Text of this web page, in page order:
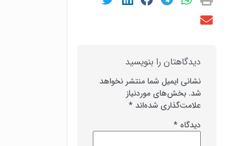
دیدگاهتان را بنویسید
نشانی ایمیل شما منتشر نخواهد
شد. بخش‌های موردنیاز
علامت‌گذاری شده‌اند *
دیدگاه *